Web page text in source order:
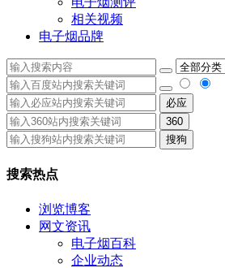
相关视频
电子烟品牌
必应
360
搜狗
搜索热点
浏览博客
网文资讯
电子烟百科
企业动态